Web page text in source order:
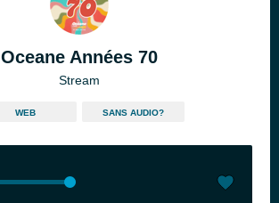
Oceane Années 70
Stream
WEB SANS AUDIO?